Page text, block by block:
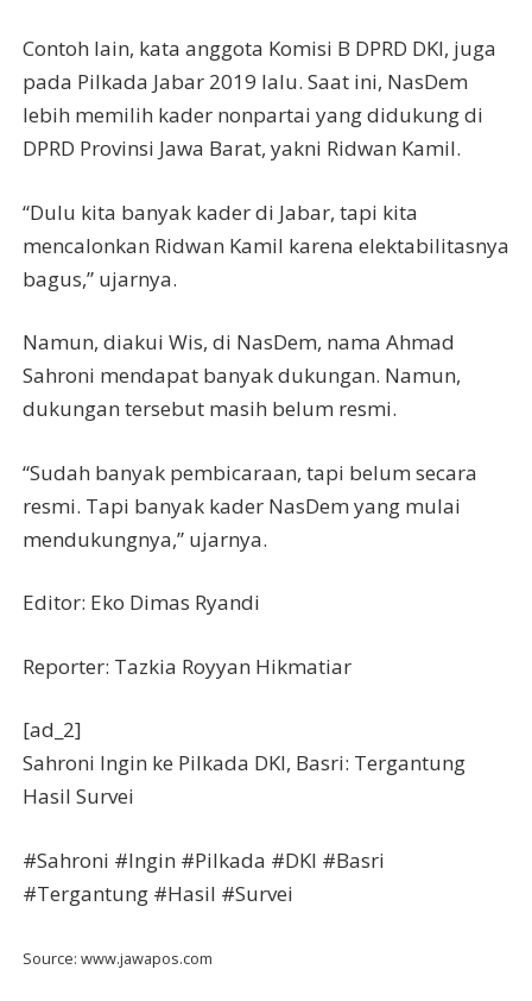
Contoh lain, kata anggota Komisi B DPRD DKI, juga
pada Pilkada Jabar 2019 lalu. Saat ini, NasDem
lebih memilih kader nonpartai yang didukung di
DPRD Provinsi Jawa Barat, yakni Ridwan Kamil.
“Dulu kita banyak kader di Jabar, tapi kita
mencalonkan Ridwan Kamil karena elektabilitasnya
bagus,” ujarnya.
Namun, diakui Wis, di NasDem, nama Ahmad
Sahroni mendapat banyak dukungan. Namun,
dukungan tersebut masih belum resmi.
“Sudah banyak pembicaraan, tapi belum secara
resmi. Tapi banyak kader NasDem yang mulai
mendukungnya,” ujarnya.
Editor: Eko Dimas Ryandi
Reporter: Tazkia Royyan Hikmatiar
[ad_2]
Sahroni Ingin ke Pilkada DKI, Basri: Tergantung
Hasil Survei
#Sahroni #Ingin #Pilkada #DKI #Basri
#Tergantung #Hasil #Survei
Source: www.jawapos.com